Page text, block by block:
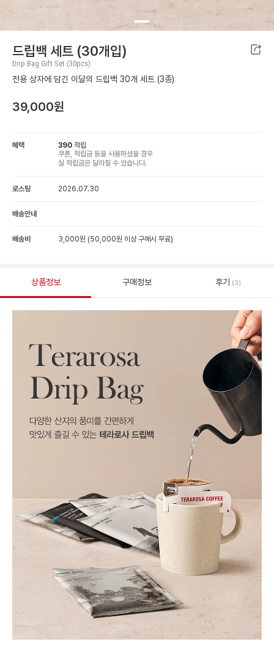
드립백 세트 (30개입)
Drip Bag Gift Set (30pcs)
전용 상자에 담긴 이달의 드립백 30개 세트 (3종)
39,000원
혜택 390 적립
쿠폰, 적립금 등을 사용하셨을 경우
실 적립금은 달라질 수 있습니다.
로스팅 2026.07.30
배송안내
배송비 3,000원 (50,000원 이상 구매시 무료)
상품정보 구매정보 후기 (3)